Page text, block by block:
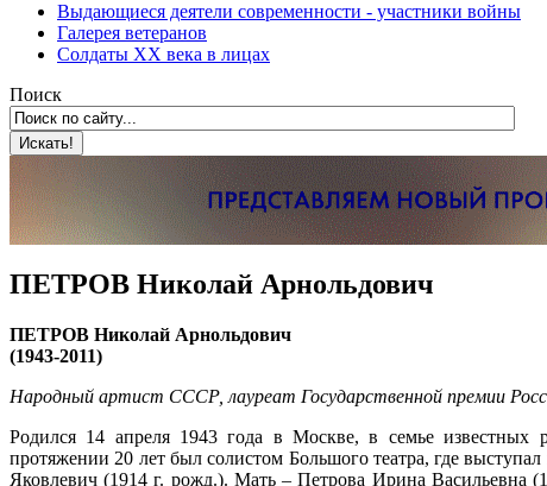
Выдающиеся деятели современности - участники войны
Галерея ветеранов
Солдаты XX века в лицах
Поиск
ПЕТРОВ Николай Арнольдович
ПЕТРОВ Николай Арнольдович
(1943-2011)
Народный артист СССР, лауреат Государственной премии
Родился 14 апреля 1943 года в Москве, в семье
протяжении 20 лет был солистом Большого театра, где
Яковлевич (1914 г. рожд.). Мать – Петрова Ирина Васильевна